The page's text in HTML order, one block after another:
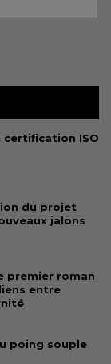
certification ISO
du projet
jalons
premier roman
entre
poing souple